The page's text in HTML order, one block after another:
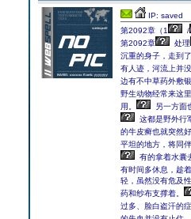
IP: saved
第2092章（1
/
第2092章
处理
沉重的身子，走到
有人迹，河流上并
边有不中草药外敷
野生动物经常来这
用。
另一方面
这都是野外行
的牛皮癣也就突然
平坦的地方，将同
有的拿着水囊
有时间多休息，趁
轻，虽然没有危及
药和纱布支撑着。
过多、脸白盗汗的